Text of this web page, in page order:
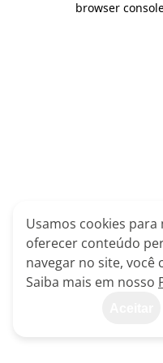
browser
Usamos cookies
oferecer conteúdo
navegar no site, você
Saiba mais em nosso